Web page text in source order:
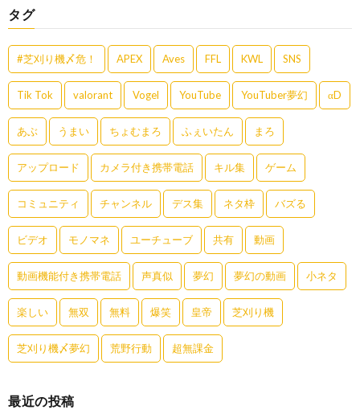
タグ
#芝刈り機〆危！ APEX Aves FFL KWL SNS
Tik Tok valorant Vogel YouTube YouTuber夢幻 αD
あぶ うまい ちょむまろ ふぇいたん まろ
アップロード カメラ付き携帯電話 キル集 ゲーム
コミュニティ チャンネル デス集 ネタ枠 バズる
ビデオ モノマネ ユーチューブ 共有 動画
動画機能付き携帯電話 声真似 夢幻 夢幻の動画 小ネタ
楽しい 無双 無料 爆笑 皇帝 芝刈り機
芝刈り機〆夢幻 荒野行動 超無課金
最近の投稿